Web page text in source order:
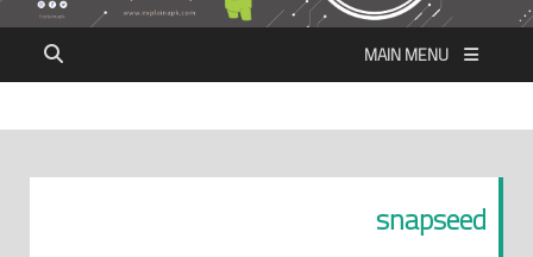
MAIN MENU
snapseed